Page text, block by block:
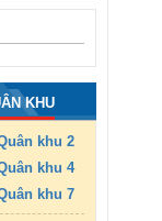
KHU
khu 2
khu 4
khu 7